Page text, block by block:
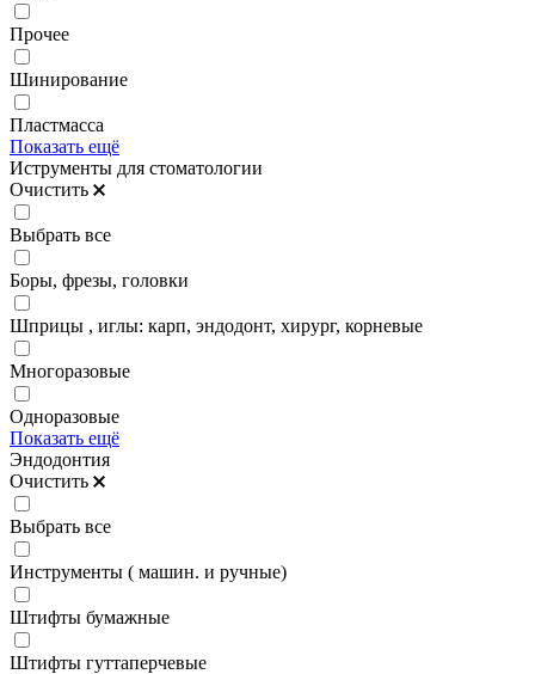
Прочее
Шинирование
Пластмасса
Показать ещё
Иструменты для стоматологии
Очистить
Выбрать все
Боры, фрезы, головки
Шприцы , иглы: карп, эндодонт, хирург, корневые
Многоразовые
Одноразовые
Показать ещё
Эндодонтия
Очистить
Выбрать все
Инструменты ( машин. и ручные)
Штифты бумажные
Штифты гуттаперчевые